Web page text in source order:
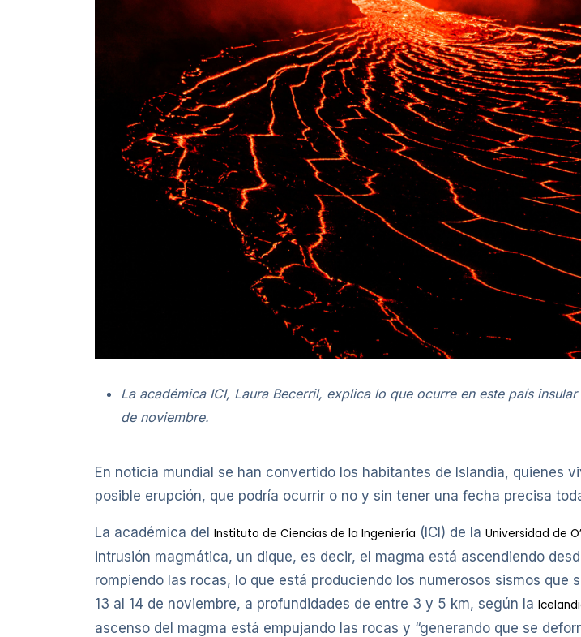
La académica ICI, Laura Becerril, explica lo que ocurre en este país
de noviembre.
En noticia mundial se han convertido los habitantes de Islandia, quienes
posible erupción, que podría ocurrir o no y sin tener una fecha precisa
La académica del Instituto de Ciencias de la Ingeniería (ICI) de la Universidad de
intrusión magmática, un dique, es decir, el magma está ascendiendo
rompiendo las rocas, lo que está produciendo los numerosos sismos
13 al 14 de noviembre, a profundidades de entre 3 y 5 km, según la
ascenso del magma está empujando las rocas y “generando que se